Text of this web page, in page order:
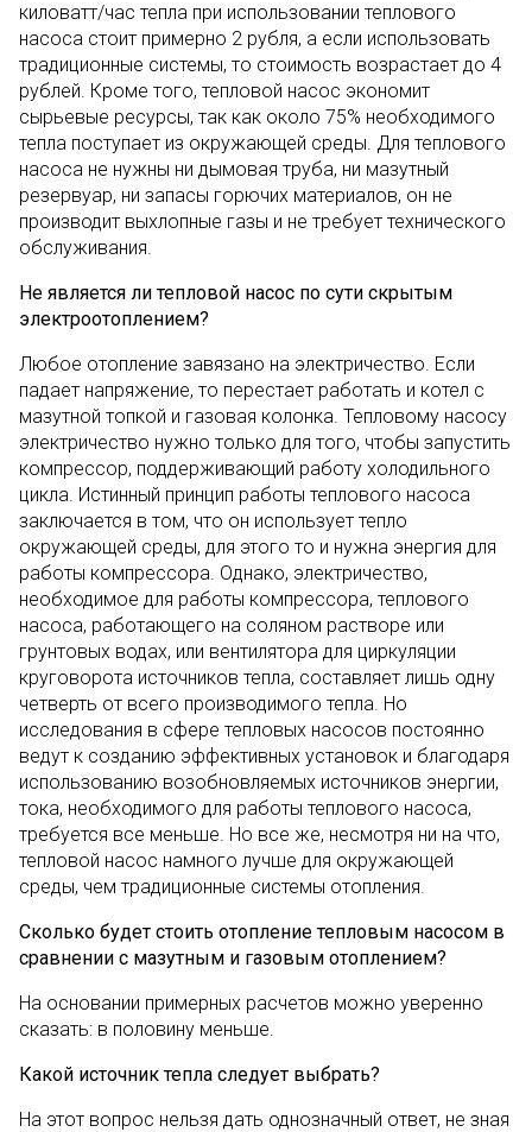
киловатт/час тепла при использовании теплового
насоса стоит примерно 2 рубля, а если использовать
традиционные системы, то стоимость возрастает до 4
рублей. Кроме того, тепловой насос экономит
сырьевые ресурсы, так как около 75% необходимого
тепла поступает из окружающей среды. Для теплового
насоса не нужны ни дымовая труба, ни мазутный
резервуар, ни запасы горючих материалов, он не
производит выхлопные газы и не требует технического
обслуживания.
Не является ли тепловой насос по сути скрытым
электроотоплением?
Любое отопление завязано на электричество. Если
падает напряжение, то перестает работать и котел с
мазутной топкой и газовая колонка. Тепловому насосу
электричество нужно только для того, чтобы запустить
компрессор, поддерживающий работу холодильного
цикла. Истинный принцип работы теплового насоса
заключается в том, что он использует тепло
окружающей среды, для этого то и нужна энергия для
работы компрессора. Однако, электричество,
необходимое для работы компрессора, теплового
насоса, работающего на соляном растворе или
грунтовых водах, или вентилятора для циркуляции
круговорота источников тепла, составляет лишь одну
четверть от всего производимого тепла. Но
исследования в сфере тепловых насосов постоянно
ведут к созданию эффективных установок и благодаря
использованию возобновляемых источников энергии,
тока, необходимого для работы теплового насоса,
требуется все меньше. Но все же, несмотря ни на что,
тепловой насос намного лучше для окружающей
среды, чем традиционные системы отопления.
Сколько будет стоить отопление тепловым насосом в
сравнении с мазутным и газовым отоплением?
На основании примерных расчетов можно уверенно
сказать: в половину меньше.
Какой источник тепла следует выбрать?
На этот вопрос нельзя дать однозначный ответ, не зная